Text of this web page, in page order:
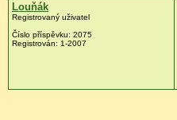
Louňák
Registrovaný uživatel
Číslo příspěvku: 2075
Registrován: 1-2007